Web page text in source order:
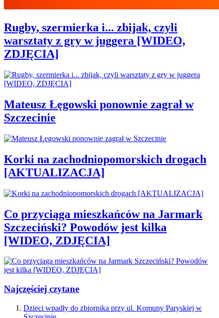
Rugby, szermierka i... zbijak, czyli
warsztaty z gry w juggera [WIDEO,
ZDJĘCIA]
Mateusz Łęgowski ponownie zagrał w
Szczecinie
Korki na zachodniopomorskich drogach
[AKTUALIZACJA]
Co przyciąga mieszkańców na Jarmark
Szczeciński? Powodów jest kilka
[WIDEO, ZDJĘCIA]
Najczęściej czytane
Dzieci wpadły do zbiornika przy ul. Komuny Paryskiej w